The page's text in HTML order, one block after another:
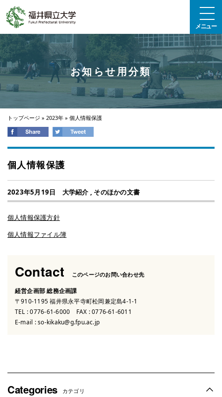
メニュー
お知らせ用分類
トップページ » 2023年 » 個人情報保護
個人情報保護
2023年5月19日 大学紹介 , そのほかの文書
個人情報保護方針
個人情報ファイル簿
Contact このページのお問い合わせ先
経営企画部 総務企画課
〒910-1195 福井県永平寺町松岡兼定島4-1-1
TEL :0776-61-6000 FAX : 0776-61-6011
E-mail :so-kikaku@g.fpu.ac.jp
Categories カテゴリ